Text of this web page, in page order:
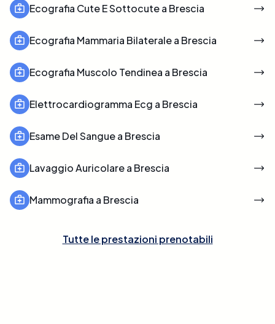
Ecografia Cute E Sottocute a Brescia
Ecografia Mammaria Bilaterale a Brescia
Ecografia Muscolo Tendinea a Brescia
Elettrocardiogramma Ecg a Brescia
Esame Del Sangue a Brescia
Lavaggio Auricolare a Brescia
Mammografia a Brescia
Tutte le prestazioni prenotabili